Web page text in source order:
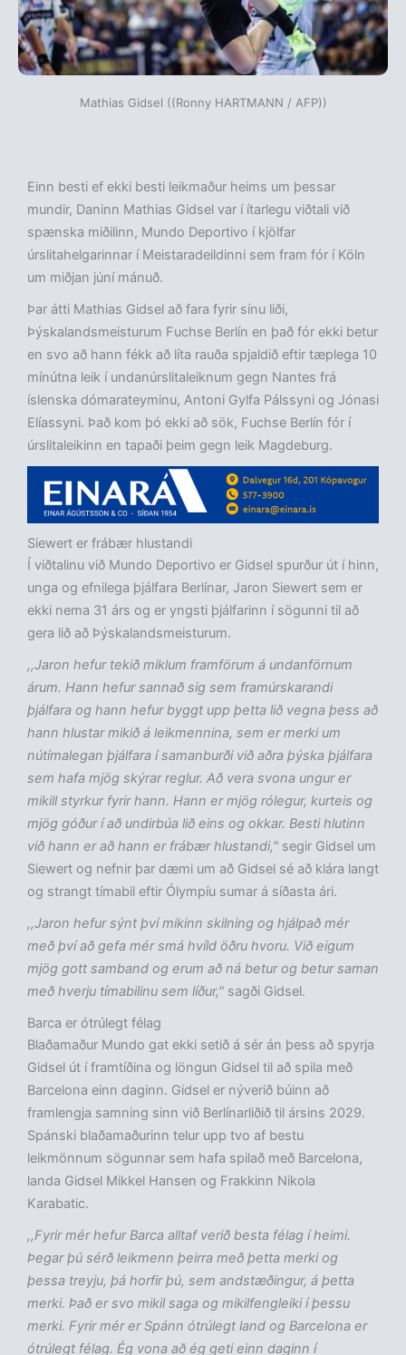
Mathias Gidsel ((Ronny HARTMANN / AFP))
Einn besti ef ekki besti leikmaður heims um þessar
mundir, Daninn Mathias Gidsel var í ítarlegu viðtali við
spænska miðilinn, Mundo Deportivo í kjölfar
úrslitahelgarinnar í Meistaradeildinni sem fram fór í Köln
um miðjan júní mánuð.
Þar átti Mathias Gidsel að fara fyrir sínu liði,
Þýskalandsmeisturum Fuchse Berlín en það fór ekki betur
en svo að hann fékk að líta rauða spjaldið eftir tæplega 10
mínútna leik í undanúrslitaleiknum gegn Nantes frá
íslenska dómarateyminu, Antoni Gylfa Pálssyni og Jónasi
Elíassyni. Það kom þó ekki að sök, Fuchse Berlín fór í
úrslitaleikinn en tapaði þeim gegn leik Magdeburg.
Siewert er frábær hlustandi
Í viðtalinu við Mundo Deportivo er Gidsel spurður út í hinn,
unga og efnilega þjálfara Berlínar, Jaron Siewert sem er
ekki nema 31 árs og er yngsti þjálfarinn í sögunni til að
gera lið að Þýskalandsmeisturum.
,,Jaron hefur tekið miklum framförum á undanförnum
árum. Hann hefur sannað sig sem framúrskarandi
þjálfara og hann hefur byggt upp þetta lið vegna þess að
hann hlustar mikið á leikmennina, sem er merki um
nútímalegan þjálfara í samanburði við aðra þýska þjálfara
sem hafa mjög skýrar reglur. Að vera svona ungur er
mikill styrkur fyrir hann. Hann er mjög rólegur, kurteis og
mjög góður í að undirbúa lið eins og okkar. Besti hlutinn
við hann er að hann er frábær hlustandi," segir Gidsel um
Siewert og nefnir þar dæmi um að Gidsel sé að klára langt
og strangt tímabil eftir Ólympíu sumar á síðasta ári.
,,Jaron hefur sýnt því mikinn skilning og hjálpað mér
með því að gefa mér smá hvíld öðru hvoru. Við eigum
mjög gott samband og erum að ná betur og betur saman
með hverju tímabilinu sem líður," sagði Gidsel.
Barca er ótrúlegt félag
Blaðamaður Mundo gat ekki setið á sér án þess að spyrja
Gidsel út í framtíðina og löngun Gidsel til að spila með
Barcelona einn daginn. Gidsel er nýverið búinn að
framlengja samning sinn við Berlínarliðið til ársins 2029.
Spánski blaðamaðurinn telur upp tvo af bestu
leikmönnum sögunnar sem hafa spilað með Barcelona,
landa Gidsel Mikkel Hansen og Frakkinn Nikola
Karabatic.
,,Fyrir mér hefur Barca alltaf verið besta félag í heimi.
Þegar þú sérð leikmenn þeirra með þetta merki og
þessa treyju, þá horfir þú, sem andstæðingur, á þetta
merki. Það er svo mikil saga og mikilfengleiki í þessu
merki. Fyrir mér er Spánn ótrúlegt land og Barcelona er
ótrúlegt félag. Ég vona að ég geti einn daginn í